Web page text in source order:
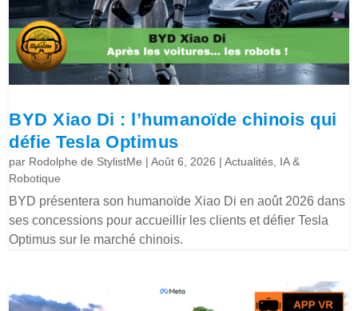
BYD Xiao Di : l’humanoïde chinois qui
défie Tesla Optimus
par Rodolphe de StylistMe |Août 6, 2026 |Actualités, IA &
Robotique
BYD présentera son humanoïde Xiao Di en août 2026 dans
ses concessions pour accueillir les clients et défier Tesla
Optimus sur le marché chinois.